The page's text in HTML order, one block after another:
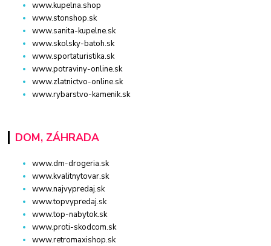
www.kupelna.shop
www.stonshop.sk
www.sanita-kupelne.sk
www.skolsky-batoh.sk
www.sportaturistika.sk
www.potraviny-online.sk
www.zlatnictvo-online.sk
www.rybarstvo-kamenik.sk
DOM, ZÁHRADA
www.dm-drogeria.sk
www.kvalitnytovar.sk
www.najvypredaj.sk
www.topvypredaj.sk
www.top-nabytok.sk
www.proti-skodcom.sk
www.retromaxishop.sk